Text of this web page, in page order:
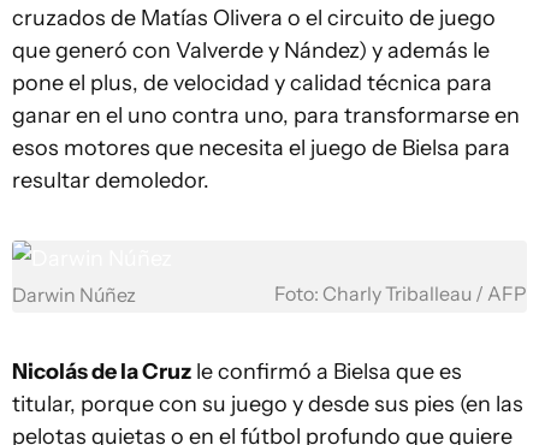
cruzados de Matías Olivera o el circuito de juego
que generó con Valverde y Nández) y además le
pone el plus, de velocidad y calidad técnica para
ganar en el uno contra uno, para transformarse en
esos motores que necesita el juego de Bielsa para
resultar demoledor.
Darwin Núñez Foto: Charly Triballeau / AFP
Nicolás de la Cruz le confirmó a Bielsa que es
titular, porque con su juego y desde sus pies (en las
pelotas quietas o en el fútbol profundo que quiere